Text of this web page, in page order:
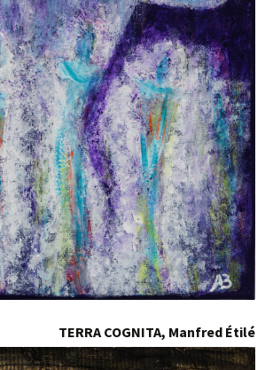
TERRA COGNITA, Manfred Étilé